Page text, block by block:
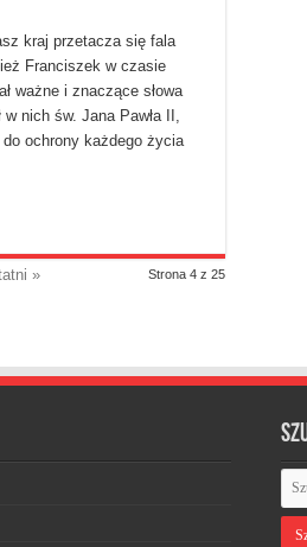
kraj przetacza się fala
Franciszek w czasie
ważne i znaczące słowa
nich św. Jana Pawła II,
do ochrony każdego życia
Strona 4 z 25
»